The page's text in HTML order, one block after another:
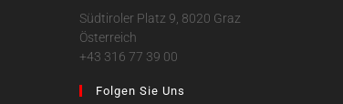
Südtiroler Platz 9, 8020 Graz
Österreich
+43 316 77 39 00
Folgen Sie Uns